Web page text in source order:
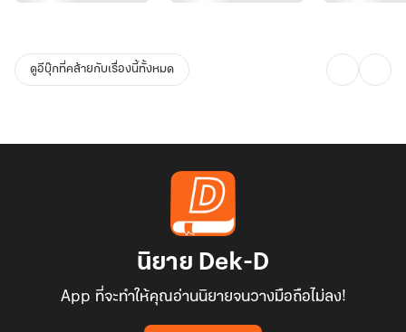
ดูอีบุ๊กที่คล้ายกับเรื่องนี้ทั้งหมด
นิยาย Dek-D
App ที่จะทำให้คุณอ่านนิยายจนวางมือถือไม่ลง!